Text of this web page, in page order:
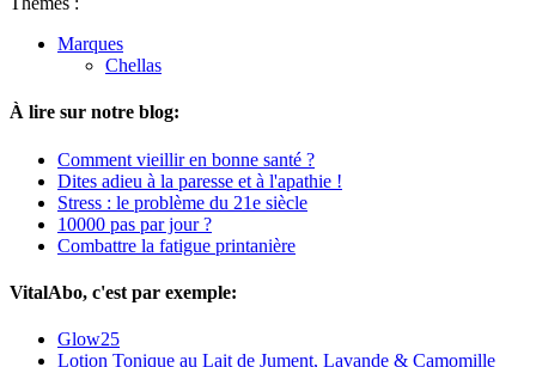
Marques
Chellas
À lire sur notre blog:
Comment vieillir en bonne santé ?
Dites adieu à la paresse et à l'apathie !
Stress : le problème du 21e siècle
10000 pas par jour ?
Combattre la fatigue printanière
VitalAbo, c'est par exemple:
Glow25
Lotion Tonique au Lait de Jument, Lavande & Camomille